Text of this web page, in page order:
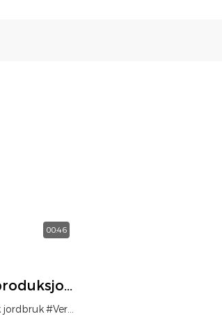
00:46
Og
jordbruk#Vertikalt gårdsystem